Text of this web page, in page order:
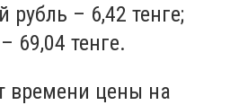
рубль – 6,42 тенге;
69,04 тенге.
времени цены на